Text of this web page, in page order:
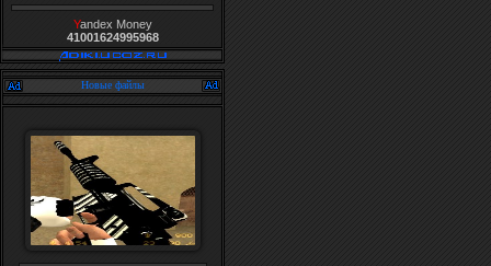
Yandex Money
41001624995968
Новые файлы